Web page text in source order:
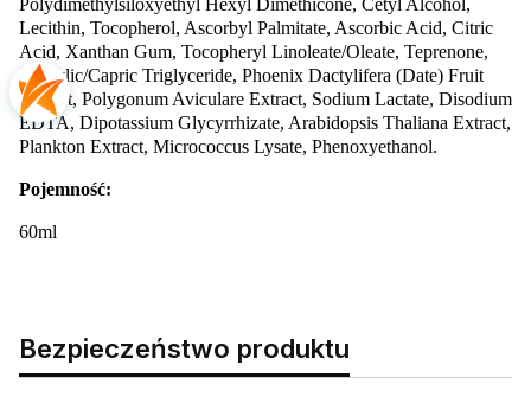
Polydimethylsiloxyethyl Hexyl Dimethicone, Cetyl Alcohol,
Lecithin, Tocopherol, Ascorbyl Palmitate, Ascorbic Acid, Citric
Acid, Xanthan Gum, Tocopheryl Linoleate/Oleate, Teprenone,
Caprylic/Capric Triglyceride, Phoenix Dactylifera (Date) Fruit
Extract, Polygonum Aviculare Extract, Sodium Lactate, Disodium
EDTA, Dipotassium Glycyrrhizate, Arabidopsis Thaliana Extract,
Plankton Extract, Micrococcus Lysate, Phenoxyethanol.
Pojemność:
60ml
Bezpieczeństwo produktu